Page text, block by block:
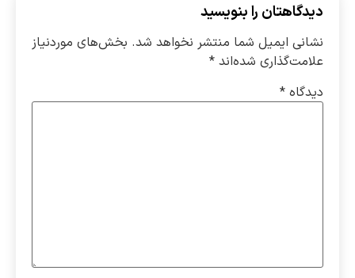
دیدگاهتان را بنویسید
نشانی ایمیل شما منتشر نخواهد شد. بخش‌های موردنیاز
علامت‌گذاری شده‌اند *
دیدگاه *